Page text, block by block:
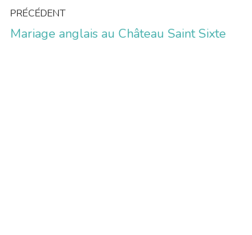
PRÉCÉDENT
Mariage anglais au Château Saint Sixte